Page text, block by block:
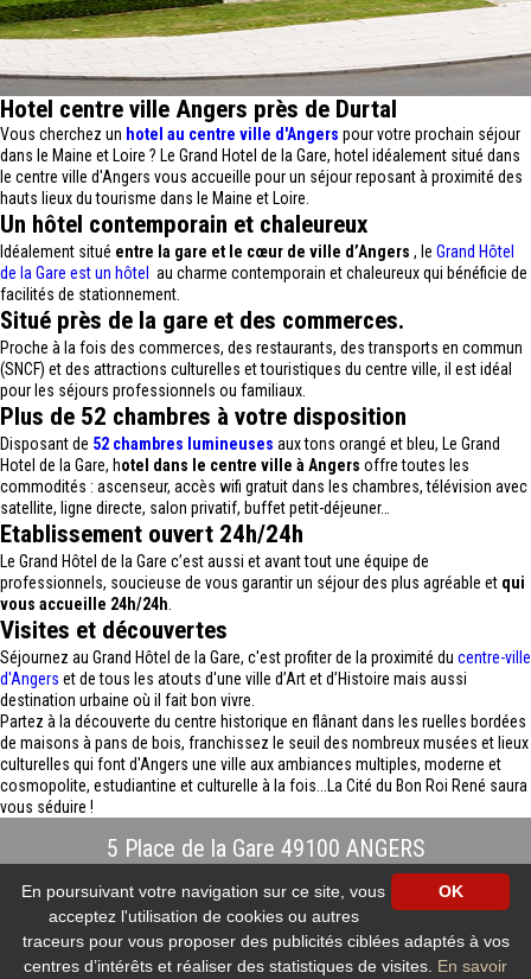
Hotel centre ville Angers près de Durtal
Vous cherchez un hotel au centre ville d'Angers pour votre prochain séjour
dans le Maine et Loire ? Le Grand Hotel de la Gare, hotel idéalement situé dans
le centre ville d'Angers vous accueille pour un séjour reposant à proximité des
hauts lieux du tourisme dans le Maine et Loire.
Un hôtel contemporain et chaleureux
Idéalement situé entre la gare et le cœur de ville d’Angers , le Grand Hôtel
de la Gare est un hôtel
au charme contemporain et chaleureux qui bénéficie de
facilités de stationnement.
Situé près de la gare et des commerces.
Proche à la fois des commerces, des restaurants, des transports en commun
(SNCF) et des attractions culturelles et touristiques du centre ville, il est idéal
pour les séjours professionnels ou familiaux.
Plus de 52 chambres à votre disposition
Disposant de 52 chambres lumineuses aux tons orangé et bleu, Le Grand
Hotel de la Gare, hotel dans le centre ville à Angers offre toutes les
commodités : ascenseur, accès wifi gratuit dans les chambres, télévision avec
satellite, ligne directe, salon privatif, buffet petit-déjeuner…
Etablissement ouvert 24h/24h
Le Grand Hôtel de la Gare c’est aussi et avant tout une équipe de
professionnels, soucieuse de vous garantir un séjour des plus agréable et qui
vous accueille 24h/24h
Visites et découvertes
Séjournez au Grand Hôtel de la Gare, c'est profiter de la proximité du centre-ville
d'Angers et de tous les atouts d'une ville d’Art et d’Histoire mais aussi
destination urbaine où il fait bon vivre.
Partez à la découverte du centre historique en flânant dans les ruelles bordées
de maisons à pans de bois, franchissez le seuil des nombreux musées et lieux
culturelles qui font d'Angers une ville aux ambiances multiples, moderne et
cosmopolite, estudiantine et culturelle à la fois...La Cité du Bon Roi René saura
vous séduire !
5 Place de la Gare 49100 ANGERS
info@hotel-angers.fr
www.grandhoteldelagare-angers.com
Création et référencement Site internet E-comouest - ANGERS
Mentions légales-Plan du site- Galerie photos-Protection des données
personnelles
Nos flux RSS
OK
En poursuivant votre navigation sur ce site, vous
acceptez l'utilisation de cookies ou autres
traceurs pour vous proposer des publicités ciblées adaptés à vos
centres d’intérêts et réaliser des statistiques de visites. En savoir